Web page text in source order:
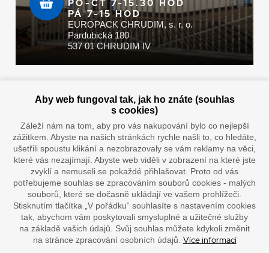
PÁ 7-15 HOD
EUROPACK CHRUDIM, s. r. o.
Pardubická 180
537 01 CHRUDIM IV
Doprava vaším oblíbeným dopravcem
Aby web fungoval tak, jak ho znáte (souhlas
s cookies)
Záleží nám na tom, aby pro vás nakupování bylo co nejlepší
zážitkem. Abyste na našich stránkách rychle našli to, co hledáte,
ušetřili spoustu klikání a nezobrazovaly se vám reklamy na věci,
které vás nezajímají. Abyste web viděli v zobrazení na které jste
zvyklí a nemuseli se pokaždé přihlašovat. Proto od vás
potřebujeme souhlas se zpracováním souborů cookies - malých
souborů, které se dočasně ukládají ve vašem prohlížeči.
Stisknutím tlačítka „V pořádku“ souhlasíte s nastavením cookies
tak, abychom vám poskytovali smysluplné a užitečné služby
na základě vašich údajů. Svůj souhlas můžete kdykoli změnit
na stránce zpracování osobních údajů. Více informací